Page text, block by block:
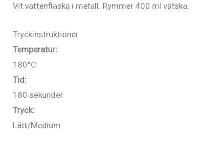
Vit vattenflaska i metall. Rymmer 400 ml vätska.
Tryckinstruktioner
Temperatur:
180°C
Tid:
180 sekunder
Tryck:
Lätt/Medium